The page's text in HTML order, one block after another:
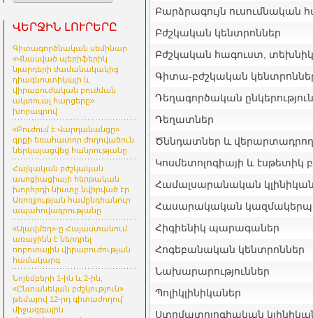
ՎԵՐՋԻՆ ԼՈՒՐԵՐԸ
Գիտագործնական սեմինար
«Վնասված պերիֆերիկ
նյարդերի ժամանակակից
դիագնոստիկայի և
վիրաբուժական բուժման
ակտուալ հարցերը»
խորագրով
«Բուժում է Վարդանանցը»
գրքի եռահատոր ժողովածուն
ներկայացվեց հանրությանը
Հայկական բժշկական
ասոցիացիայի հերթական
խորհրդի նիստը նվիրված էր
Առողջության համընդհանուր
ապահովագրությանը
«Սլավմեդ»-ը Հայաստանում
առաջինն է ներդրել
ռոբոտային վիրաբուժության
համակարգ
Նոյեմբերի 1-ին և 2-ին,
«Ընտանեկան բժշկություն»
թեմայով 12-րդ գիտաժողով՝
միջազգային
Բարձրագույն ուսումնական
Բժշկական կենտրոններ
Բժշկական հագուստ,
Գիտա-բժշկական
Դեղագործական
Դեղատներ
Ծննդատներ և
Կոսմետոլոգիայի և էսթետիկ
Համալսարանական
Հասարակական
Հիգիենիկ պարագաներ
Հոգեբանական կենտրոններ
Նախարարություններ
Պոլիկլինիկաներ
Ստոմատոլոգիական